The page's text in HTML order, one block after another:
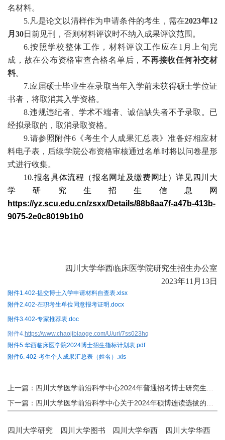
名材料。
5.凡是论文以清样作为申请条件的考生，需在2023年12
月 30日前见刊，否则 材料评议时不纳入成果评议范围 。
6.按照学校整体工作，材料评议工作应在1月上旬完
成，故在公布资格审查合格名单后 ， 不再接收任何补交材
料。
7.应届硕士毕业生在录取当年入学前未获得硕士学位证
书者，将取消其入学资格。
8.违规违纪者、学术不端者、诚信缺失者不予录取。已
经拟录取的，取消录取资格。
9.请参照附件6《考生个人成果汇总表》准备好相应材
料电子表，后续学院公布资格审核通过名单时将以问卷星形
式进行收集。
10.报名具体流程（报名网址及缴费网址）详见四川大
学研究生招生信息网
https://yz.scu.edu.cn/zsxx/Details/88b8aa7f-a47b-413b-
9075-2e0c8019b1b0
四川大学华西临床医学院研究生招生办公室
2023年11月13日
附件1.402-提交博士入学申请材料自查表.xlsx
附件2.402-在职考生单位同意报考证明.docx
附件3.402-专家推荐表.doc
附件4.https://www.chaojibiaoge.com/U/url/7ss023hq
附件5.华西临床医学院2024博士招生指标计划表.pdf
附件6. 402-考生个人成果汇总表（姓名）.xls
四川大学研究 四川大学图书 四川大学华西 四川大学华西